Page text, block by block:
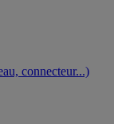
connecteur...)